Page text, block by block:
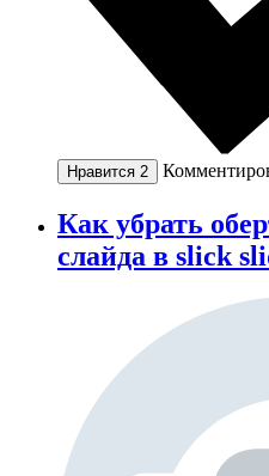
Нравится 2
Как убрать
слайда в slick